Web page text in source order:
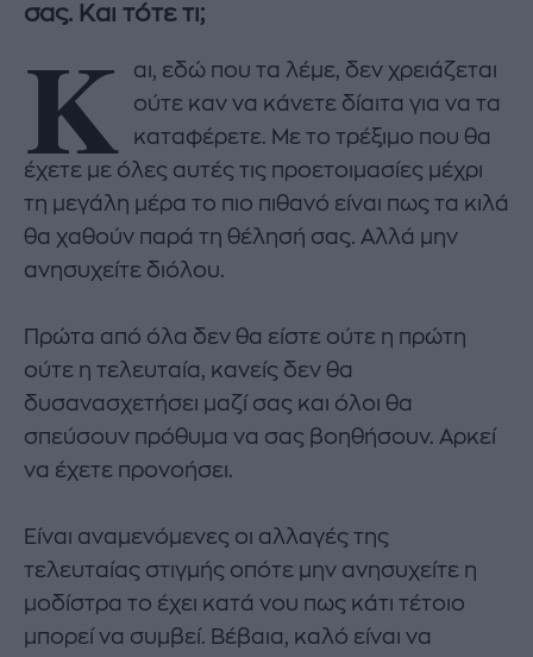
σας. Και τότε τι;
Κ
αι, εδώ που τα λέμε, δεν χρειάζεται
ούτε καν να κάνετε δίαιτα για να τα
καταφέρετε. Με το τρέξιμο που θα
έχετε με όλες αυτές τις προετοιμασίες μέχρι
τη μεγάλη μέρα το πιο πιθανό είναι πως τα κιλά
θα χαθούν παρά τη θέλησή σας. Αλλά μην
ανησυχείτε διόλου.
Πρώτα από όλα δεν θα είστε ούτε η πρώτη
ούτε η τελευταία, κανείς δεν θα
δυσανασχετήσει μαζί σας και όλοι θα
σπεύσουν πρόθυμα να σας βοηθήσουν. Αρκεί
να έχετε προνοήσει.
Είναι αναμενόμενες οι αλλαγές της
τελευταίας στιγμής οπότε μην ανησυχείτε η
μοδίστρα το έχει κατά νου πως κάτι τέτοιο
μπορεί να συμβεί. Βέβαια, καλό είναι να